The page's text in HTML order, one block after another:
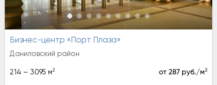
Бизнес-центр «Порт Плаза»
Даниловский район
214 – 3095 м2 от 287 руб./м2